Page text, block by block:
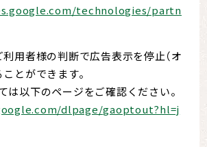
technologies/partn
利用者様の判断で広告表示を停止（オ
とができます。
は以下のページをご確認ください。
dlpage/gaoptout?hl=j